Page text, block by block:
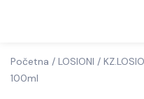
Početna / LOSIONI /
100ml